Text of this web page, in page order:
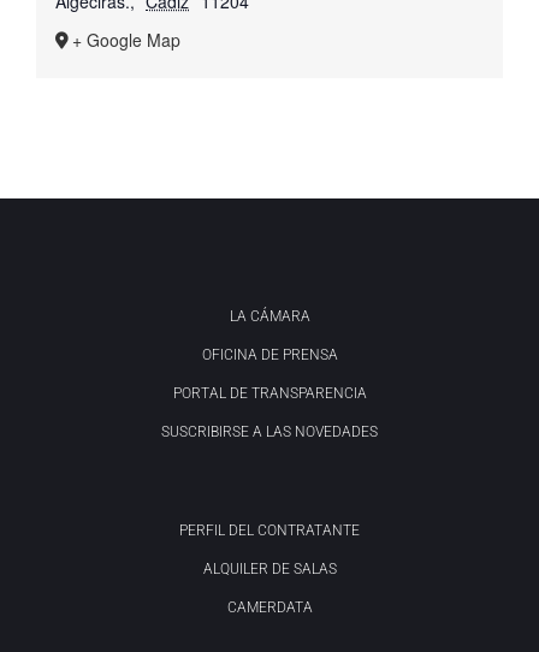
+ Google Map
LA CÁMARA
OFICINA DE PRENSA
PORTAL DE TRANSPARENCIA
SUSCRIBIRSE A LAS NOVEDADES
PERFIL DEL CONTRATANTE
ALQUILER DE SALAS
CAMERDATA